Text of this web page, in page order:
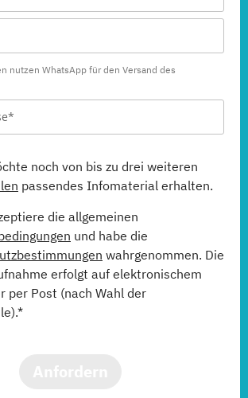
nutzen WhatsApp für den Versand des
noch von bis zu drei weiteren
passendes Infomaterial erhalten.
die allgemeinen
und habe die
wahrgenommen. Die
erfolgt auf elektronischem
per Post (nach Wahl der